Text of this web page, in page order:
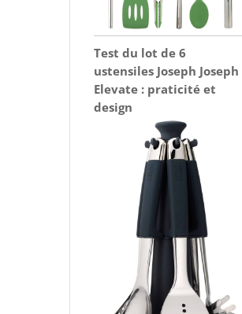
Test du lot de 6
ustensiles Joseph Joseph
Elevate : praticité et
design